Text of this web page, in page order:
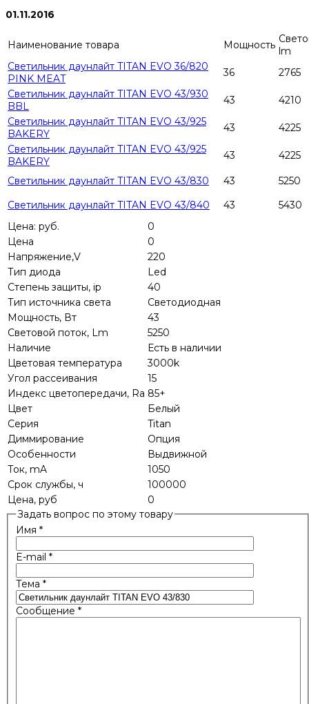
01.11.2016
Наименование товара Мощность lm
Светильник даунлайт TITAN EVO 36/820
PINK MEAT
36
2765
Светильник даунлайт TITAN EVO 43/930
BBL
43
4210
Светильник даунлайт TITAN EVO 43/925
BAKERY
43
4225
Светильник даунлайт TITAN EVO 43/925
BAKERY
43 4225
Светильник даунлайт TITAN EVO 43/830 43
5250
Светильник даунлайт TITAN EVO 43/840
43
5430
Цена: руб.
0
Цена
0
Напряжение,V
220
Тип диода
Led
Степень защиты, ip
40
Тип источника света
Светодиодная
Мощность, Вт
43
Световой поток, Lm
5250
Наличие
Есть в наличии
Цветовая температура
3000k
Угол рассеивания
15
Индекс цветопередачи, Ra 85+
Цвет
Белый
Серия
Titan
Диммирование
Опция
Особенности
Выдвижной
Ток, mA
1050
Срок службы, ч
100000
Цена, руб
0
Задать вопрос по этому товару
Имя *
E-mail *
Тема *
Сообщение *